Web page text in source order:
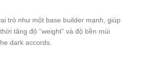
trò như một base builder mạnh, giúp
tăng độ “weight” và độ bền mùi
dark accords.